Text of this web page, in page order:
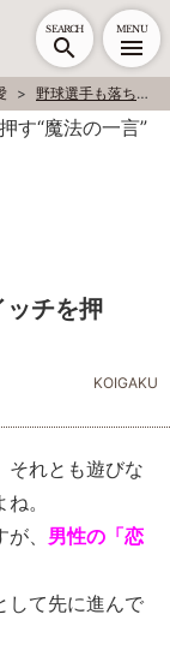
SEARCH MENU
野球選手も落ちる!? 男の恋愛スイッチを押す“魔法の一言”
ッチを押
KOIGAKU
それとも遊びな
。
、 男性の 「恋
して先に進んで